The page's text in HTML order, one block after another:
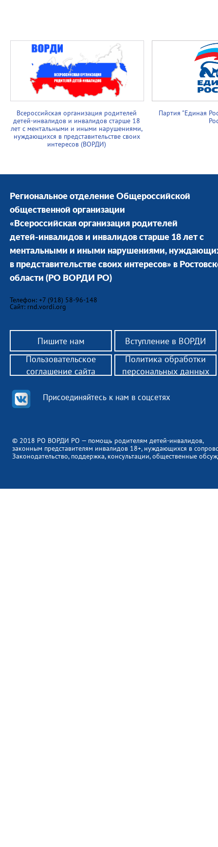
Всероссийская организация родителей
детей-инвалидов и инвалидов старше 18
лет с ментальными и иными нарушениями,
нуждающихся в представительстве своих
интересов (ВОРДИ)
Партия "Единая
Региональное отделение Общероссийской
общественной организации
«Всероссийская организация родителей
детей-инвалидов и инвалидов старше 18 лет с
ментальными и иными нарушениями,
в представительстве своих интересов» в
области (РО ВОРДИ РО)
Телефон: +7 (918) 58-96-148
Сайт: rnd.vordi.org
Пишите нам Вступление в ВОРДИ
© 2018 РО ВОРДИ РО — помощь родителям детей-инвалидов,
законным представителям инвалидов 18+, нуждающихся в
Законодательство, поддержка, консультации, общественные
Присоединяйтесь к нам в соцсетях
Пользовательское
соглашение сайта
Политика обработки
персональных данных